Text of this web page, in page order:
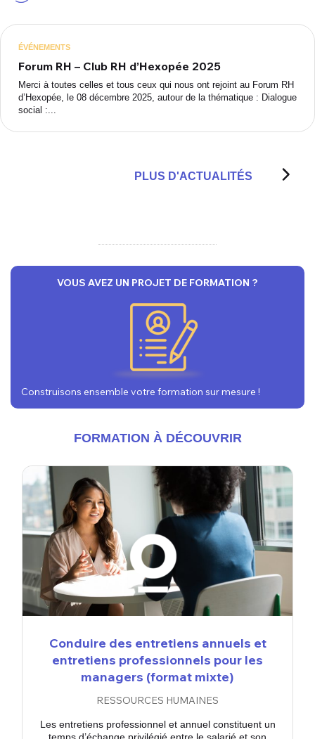
ÉVÉNEMENTS
Forum RH – Club RH d’Hexopée 2025
Merci à toutes celles et tous ceux qui nous ont rejoint au Forum RH
d’Hexopée, le 08 décembre 2025, autour de la thématique : Dialogue
social :...
PLUS D'ACTUALITÉS
VOUS AVEZ UN PROJET DE FORMATION ?
Construisons ensemble votre formation sur mesure !
FORMATION À DÉCOUVRIR
Conduire des entretiens annuels et
entretiens professionnels pour les
managers (format mixte)
RESSOURCES HUMAINES
Les entretiens professionnel et annuel constituent un